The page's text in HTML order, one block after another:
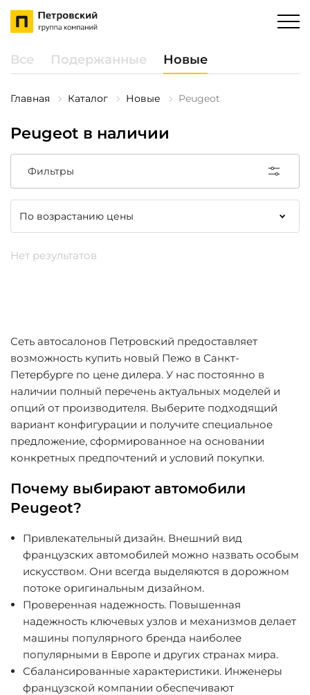
Все Подержанные Новые
Главная Каталог Новые Peugeot
Peugeot в наличии
Фильтры
Нет результатов
Сеть автосалонов Петровский предоставляет
возможность купить новый Пежо в Санкт-
Петербурге по цене дилера. У нас постоянно в
наличии полный перечень актуальных моделей и
опций от производителя. Выберите подходящий
вариант конфигурации и получите специальное
предложение, сформированное на основании
конкретных предпочтений и условий покупки.
Почему выбирают автомобили
Peugeot?
Привлекательный дизайн. Внешний вид
французских автомобилей можно назвать особым
искусством. Они всегда выделяются в дорожном
потоке оригинальным дизайном.
Проверенная надежность. Повышенная
надежность ключевых узлов и механизмов делает
машины популярного бренда наиболее
популярными в Европе и других странах мира.
Сбалансированные характеристики. Инженеры
французской компании обеспечивают